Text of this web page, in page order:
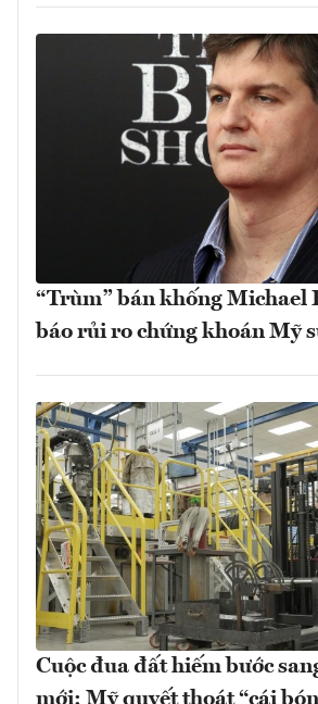
“Trùm” bán khống Michael
báo rủi ro chứng khoán Mỹ
Cuộc đua đất hiếm bước
mới: Mỹ quyết thoát “cái